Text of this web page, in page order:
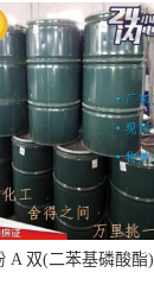
A 双(二苯基磷酸酯)